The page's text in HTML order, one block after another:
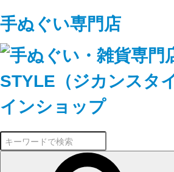
手ぬぐい専門店